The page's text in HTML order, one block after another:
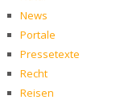
News
Portale
Pressetexte
Recht
Reisen